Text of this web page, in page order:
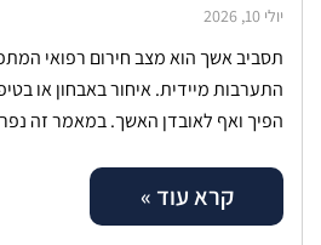
יולי 10, 2026
תסביב אשך הוא מצב חירום רפואי
התערבות מיידית. איחור באבחון או
הפיך ואף לאובדן האשך. במאמר זה
קרא עוד »